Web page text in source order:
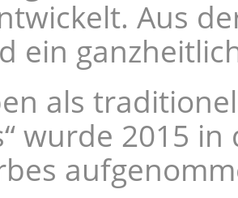
Aus
ein
als
wurde 2015